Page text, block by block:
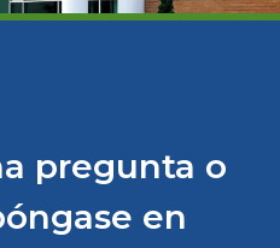
pregunta o
en